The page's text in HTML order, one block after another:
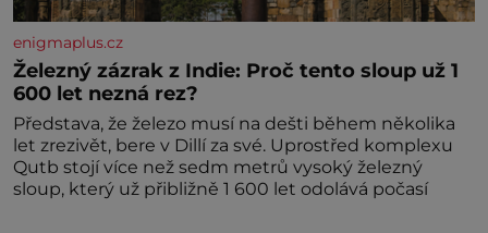
enigmaplus.cz
Železný zázrak z Indie: Proč tento sloup už 1
600 let nezná rez?
Představa, že železo musí na dešti během několika
let zrezivět, bere v Dillí za své. Uprostřed komplexu
Qutb stojí více než sedm metrů vysoký železný
sloup, který už přibližně 1 600 let odolává počasí